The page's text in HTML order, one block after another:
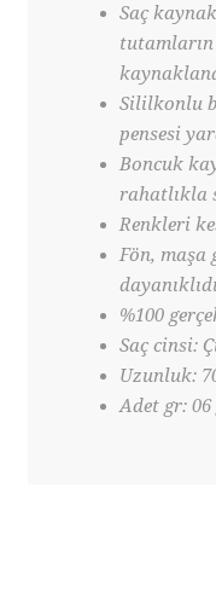
Saç
tutamların
Sililkonlu
pensesi
Boncuk
rahatlıkla
Renkleri
Fön, maşa
%100
Saç cinsi:
Uzunluk:
Adet gr: 06